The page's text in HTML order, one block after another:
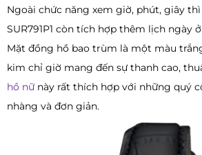
Ngoài chức năng xem giờ, phút, giây
SUR791P1 còn tích hợp thêm lịch ngày
Mặt đồng hồ bao trùm là một màu
kim chỉ giờ mang đến sự thanh cao,
hồ nữnày rất thích hợp với những quý
nhàng và đơn giản.